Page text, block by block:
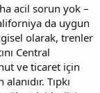
acil sorun yok –
da uygun
olarak, trenler
Central
ve ticaret için
Tıpkı